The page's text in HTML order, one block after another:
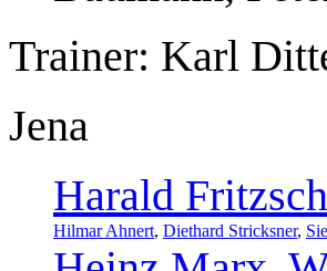
Trainer: Karl
Jena
Harald
Hilmar Ahnert, Diethard Stricksner,